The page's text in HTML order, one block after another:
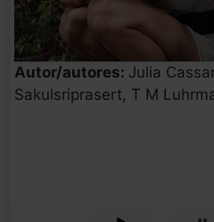
Autor/autores: Julia
Sakulsriprasert, T M